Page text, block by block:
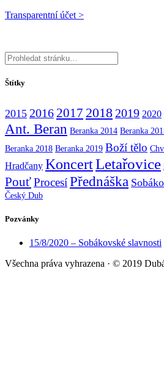
Transparentní účet >
Štítky
2015 2016 2017 2018 2019 2020
Ant. Beran Beranka 2014 Beranka
Beranka 2018 Beranka 2019 Boží tělo
Hradčany KoncertLetařovice
PouťProcesíPřednáška
Český Dub
Pozvánky
15/8/2020 – Sobákovské slavnosti
Všechna práva vyhrazena · © 2019